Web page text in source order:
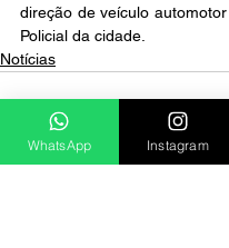
direção de veículo
Policial da cidade.
Notícias
WhatsApp Instagram